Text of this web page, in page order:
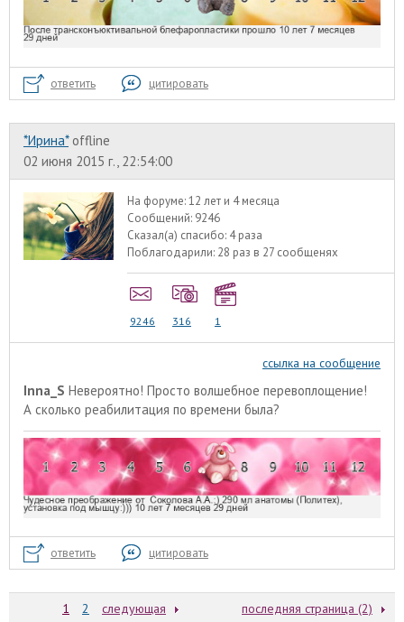
ответить цитировать
*Ирина* offline
02 июня 2015 г., 22:54:00
На форуме:12 лет и 4 месяца
Сообщений: 9246
Сказал(а) спасибо: 4 раза
Поблагодарили: 28 раз в 27 сообщенях
9246 316 1
ссылка на сообщение
Inna_S Невероятно! Просто волшебное перевоплощение!
А сколько реабилитация по времени была?
ответить цитировать
1 2 следующая последняя страница (2)